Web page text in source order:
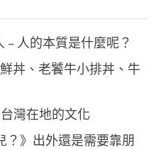
– 人的本質是什麼呢？
丼、老饕牛小排丼、牛
灣在地的文化
？》出外還是需要靠朋